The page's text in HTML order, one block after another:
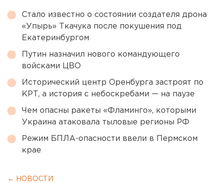
Стало известно о состоянии создателя дрона
«Упырь» Ткачука после покушения под
Екатеринбургом
Путин назначил нового командующего
войсками ЦВО
Исторический центр Оренбурга застроят по
КРТ, а история с небоскребами — на паузе
Чем опасны ракеты «Фламинго», которыми
Украина атаковала тыловые регионы РФ
Режим БПЛА-опасности ввели в Пермском
крае
← НОВОСТИ